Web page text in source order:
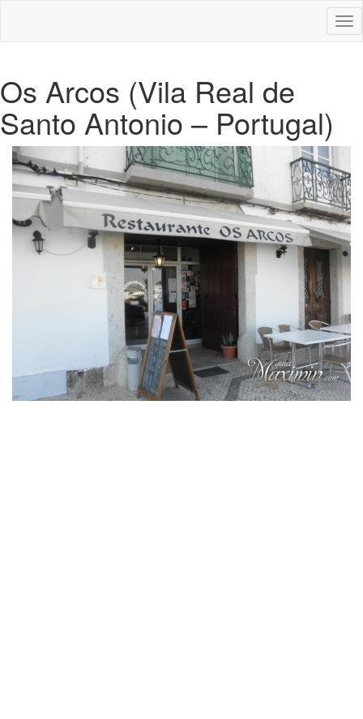
Os Arcos (Vila Real de
Santo Antonio – Portugal)